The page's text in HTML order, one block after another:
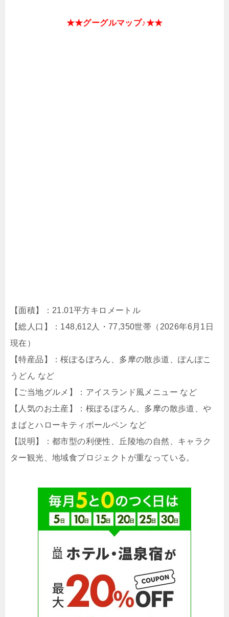
★★グーグルマップ♪★★
【面積】：21.01平方キロメートル
【総人口】：148,612人・77,350世帯（2026年6月1日
現在）
【特産品】：桜ぽるぼろん、多摩の散歩道、ぽんぽこ
うどん など
【ご当地グルメ】：アイスランド風メニュー など
【人気のお土産】：桜ぽるぼろん、多摩の散歩道、や
まばとハローキティボールペン など
【説明】：都市型の利便性、丘陵地の自然、キャラク
ター観光、地域食プロジェクトが重なっている。